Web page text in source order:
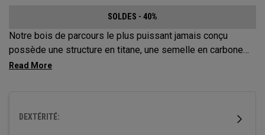
SOLDES - 40%
Notre bois de parcours le plus puissant jamais conçu
possède une structure en titane, une semelle en carbone
forgé et des poids multi-matériaux, afin d'augmenter les
DEXTÉRITÉ: